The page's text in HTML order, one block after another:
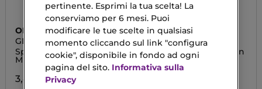
ORGANIC SHOP
GLOW BODY MIST
Spray Corpo Illuminante
Milkshake alla Vaniglia
3,49 €
GIVENCHY
PRISME LIBRE
Glow Serum Foundation
Da 41,53 €
pertinente. Esprimi la tua scelta! La
conserviamo per 6 mesi. Puoi
modificare le tue scelte in qualsiasi
momento cliccando sul link "configura
cookie", disponibile in fondo ad ogni
pagina del sito. Informativa sulla
Privacy